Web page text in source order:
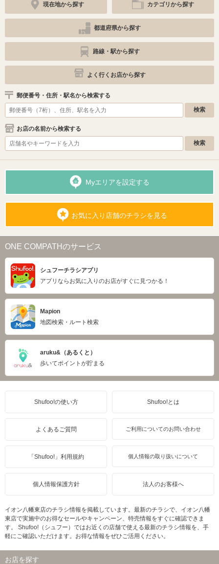
現在地から探す カテゴリから探す
都道府県から探す
路線・駅から探す
よく行くお店から探す
郵便番号・住所・駅名から検索する
お店の名前から検索する
Myエリアを設定する
お気に入り店舗のチラシを見る
ONE COMPATHのサービス
シュフーチラシアプリ
アプリならお気に入りのお店がすぐに見つかる！
Mapion
地図検索・ルート検索
aruku&（あるくと）
歩いてポイントが貯まる
Shufoo!の使い方 Shufoo!とは
よくあるご質問 ご利用についてのお問い合わせ
「Shufoo!」利用規約 個人情報の取り扱いについて
個人情報保護方針 法人のお客様へ
イオン八幡東店のチラシ情報を掲載しています。最新のチラシで、イオン八幡
東店で実施中のお得なセールやキャンペーン、特売情報をすぐに確認できま
す。 Shufoo!（シュフー）ではお近くの店舗で使える最新のチラシ情報を、手
軽にご確認いただけます。お得な情報をぜひご活用ください。
お店を探す